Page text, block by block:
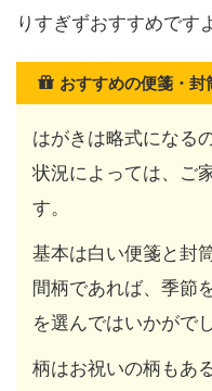
りすぎずおすすめです
おすすめの便箋・封
はがきは略式になる
状況によっては、ご
す。
基本は白い便箋と封
間柄であれば、季節
を選んではいかがで
柄はお祝いの柄もあ